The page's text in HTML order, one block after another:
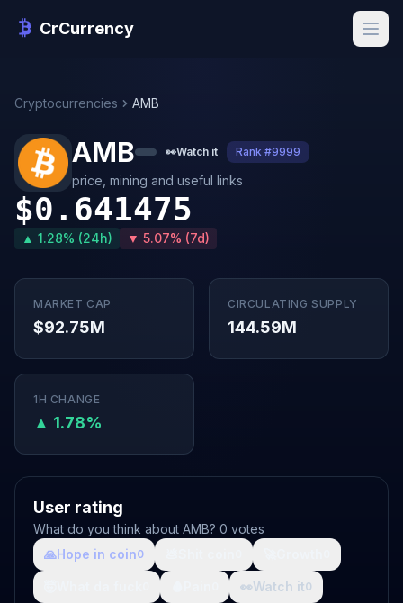
CrCurrency
Cryptocurrencies AMB
AMB 👀Watch it Rank #9999
price, mining and useful links
$0.641475
▲ 1.28% (24h) ▼ 5.07% (7d)
MARKET CAP
$92.75M
CIRCULATING SUPPLY
144.59M
1H CHANGE
▲ 1.78%
User rating
What do you think about AMB? 0 votes
🙏Hope in coin0
👀Watch it0